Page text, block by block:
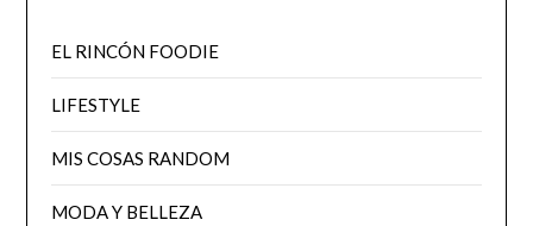
EL RINCÓN FOODIE
LIFESTYLE
MIS COSAS RANDOM
MODA Y BELLEZA